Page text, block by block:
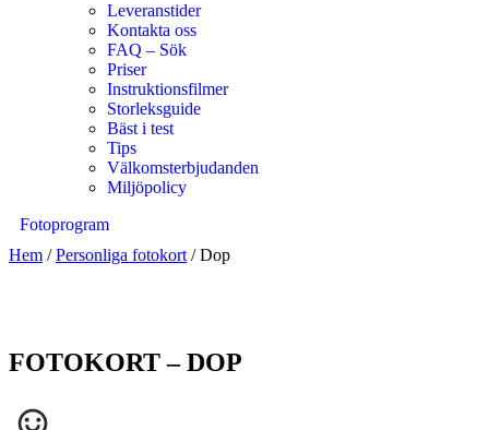
Leveranstider
Kontakta oss
FAQ – Sök
Priser
Instruktionsfilmer
Storleksguide
Bäst i test
Tips
Välkomsterbjudanden
Miljöpolicy
Fotoprogram
Hem /Personliga fotokort / Dop
FOTOKORT – DOP